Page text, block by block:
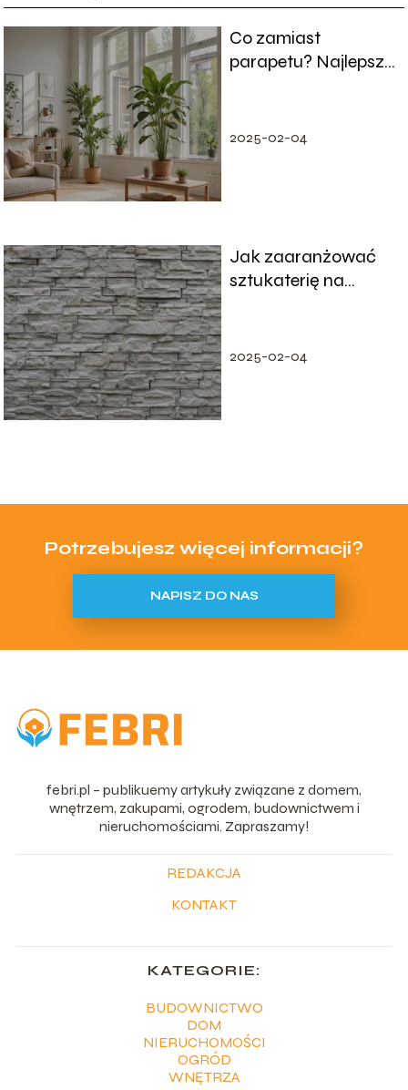
Co zamiast
parapetu? Najlepsze
2025-02-04
Jak zaaranżować
sztukaterię na
wnętrzach?
2025-02-04
Potrzebujesz więcej informacji?
NAPISZ DO NAS
febri.pl – publikuemy artykuły związane z domem,
wnętrzem, zakupami, ogrodem, budownictwem i
nieruchomościami. Zapraszamy!
REDAKCJA
KONTAKT
KATEGORIE:
BUDOWNICTWO
DOM
NIERUCHOMOŚCI
OGRÓD
WNĘTRZA